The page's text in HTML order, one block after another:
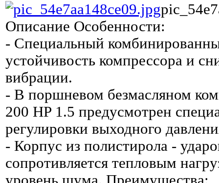
Описание Особенности:
- Специальный
устойчивость компрессора и
вибрации.
- В поршневом безмасляном
200 HP 1.5 предусмотрен
регулировки выходного
- Корпус из полистирола -
сопротивляется тепловым